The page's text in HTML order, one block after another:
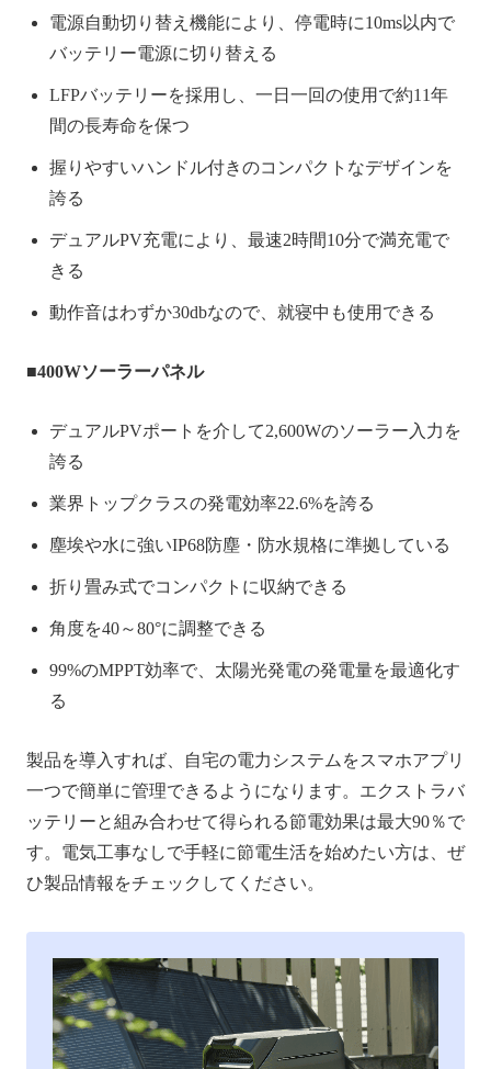
電源自動切り替え機能により、停電時に10ms以内で
バッテリー電源に切り替える
LFPバッテリーを採用し、一日一回の使用で約11年
間の長寿命を保つ
握りやすいハンドル付きのコンパクトなデザインを
誇る
デュアルPV充電により、最速2時間10分で満充電で
きる
動作音はわずか30dbなので、就寝中も使用できる
■400Wソーラーパネル
デュアルPVポートを介して2,600Wのソーラー入力を
誇る
業界トップクラスの発電効率22.6%を誇る
塵埃や水に強いIP68防塵・防水規格に準拠している
折り畳み式でコンパクトに収納できる
角度を40～80°に調整できる
99%のMPPT効率で、太陽光発電の発電量を最適化す
る
製品を導入すれば、自宅の電力システムをスマホアプリ
一つで簡単に管理できるようになります。エクストラバ
ッテリーと組み合わせて得られる節電効果は最大90％で
す。電気工事なしで手軽に節電生活を始めたい方は、ぜ
ひ製品情報をチェックしてください。